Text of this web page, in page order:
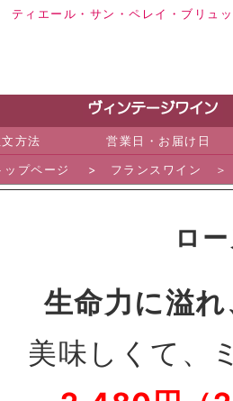
ティエール・サン・ペレイ・ブリュッ
文方法 営業日・お届け日
ップページ > フランスワイン ＞
ロ
生命力に溢れ
美味しくて、